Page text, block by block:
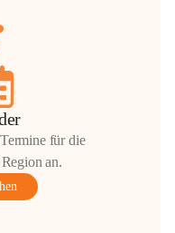
für die
an.